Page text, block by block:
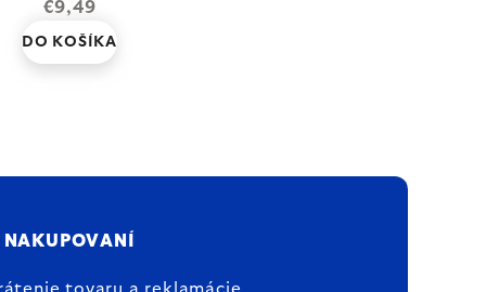
€9,49
DO KOŠÍKA
NAKUPOVANÍ